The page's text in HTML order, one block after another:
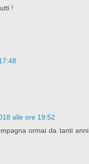
!
alle ore 19:52
ormai da tanti anni..